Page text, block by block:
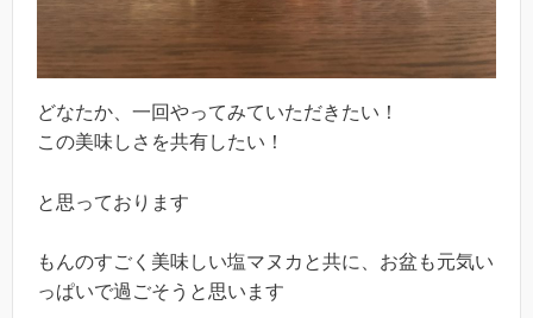
どなたか、一回やってみていただきたい！
この美味しさを共有したい！
と思っております
もんのすごく美味しい塩マヌカと共に、お盆も元気い
っぱいで過ごそうと思います